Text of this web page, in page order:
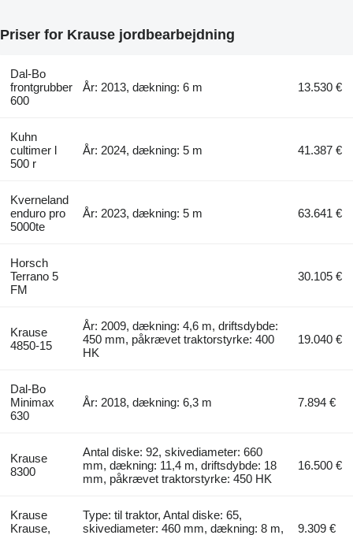
Priser for Krause jordbearbejdning
Dal-Bo
frontgrubber
600
År: 2013, dækning: 6 m 13.530 €
Kuhn
cultimer l
500 r
År: 2024, dækning: 5 m 41.387 €
Kverneland
enduro pro
5000te
År: 2023, dækning: 5 m 63.641 €
Horsch
Terrano 5
FM
30.105 €
Krause
4850-15
År: 2009, dækning: 4,6 m, driftsdybde:
450 mm, påkrævet traktorstyrke: 400
HK
19.040 €
Dal-Bo
Minimax
630
År: 2018, dækning: 6,3 m 7.894 €
Krause
8300
Antal diske: 92, skivediameter: 660
mm, dækning: 11,4 m, driftsdybde: 18
mm, påkrævet traktorstyrke: 450 HK
16.500 €
Krause
Krause,
Type: til traktor, Antal diske: 65,
skivediameter: 460 mm, dækning: 8 m,
9.309 €